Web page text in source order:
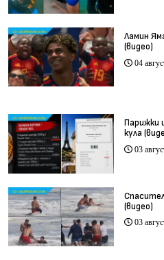
Ламин
(видео)
04
Парижки
кула
03
(видео)
03